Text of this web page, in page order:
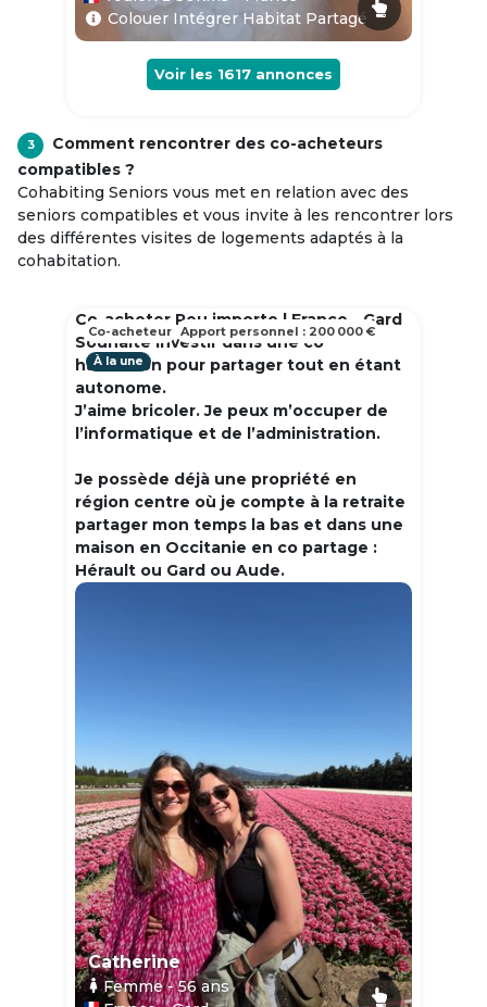
Colouer Intégrer Habitat Partagé
Voir les 1617 annonces
3
Comment rencontrer des co-acheteurs
compatibles ?
Cohabiting Seniors vous met en relation avec des
seniors compatibles et vous invite à les rencontrer lors
des différentes visites de logements adaptés à la
cohabitation.
Co-acheter Peu importe | France - Gard
Souhaite investir dans une co
habitation pour partager tout en étant
autonome.
J’aime bricoler. Je peux m’occuper de
l’informatique et de l’administration.
Je possède déjà une propriété en
région centre où je compte à la retraite
partager mon temps la bas et dans une
maison en Occitanie en co partage :
Hérault ou Gard ou Aude.
À la une
Catherine
Femme- 56ans
Co-acheteur Apport personnel : 200 000 €